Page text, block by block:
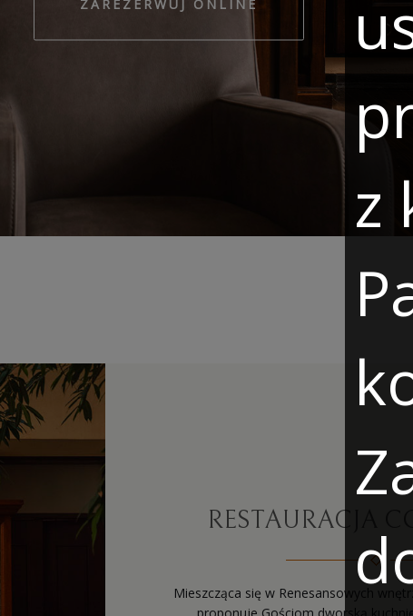
RESTAURACJA
Mieszcząca się w Renesansowych
proponuje Gościom dworską
z